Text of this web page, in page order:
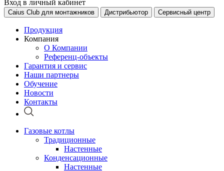
Вход в личный кабинет
Caius Club для монтажников Дистрибьютор Сервисный центр
Продукция
Компания
О Компании
Референц-объекты
Гарантия и сервис
Наши партнеры
Обучение
Новости
Контакты
Газовые котлы
Традиционные
Настенные
Конденсационные
Настенные